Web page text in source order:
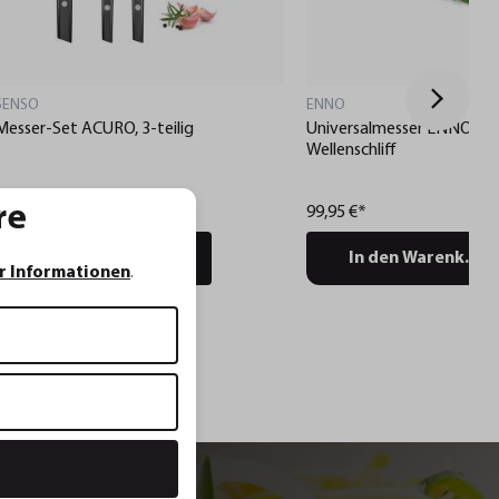
Set ACURO, 3-teilig
€*
ENNO
Universalmesser ENNO,
Wellenschliff
99,95 €*
In den Warenkorb
Informationen.